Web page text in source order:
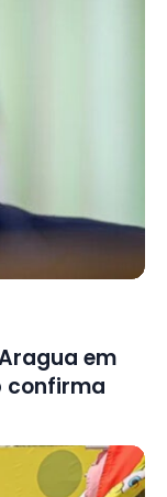
em
confirma